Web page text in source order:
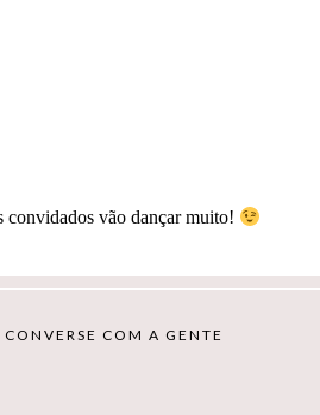
convidados vão dançar muito!
CONVERSE COM A GENTE